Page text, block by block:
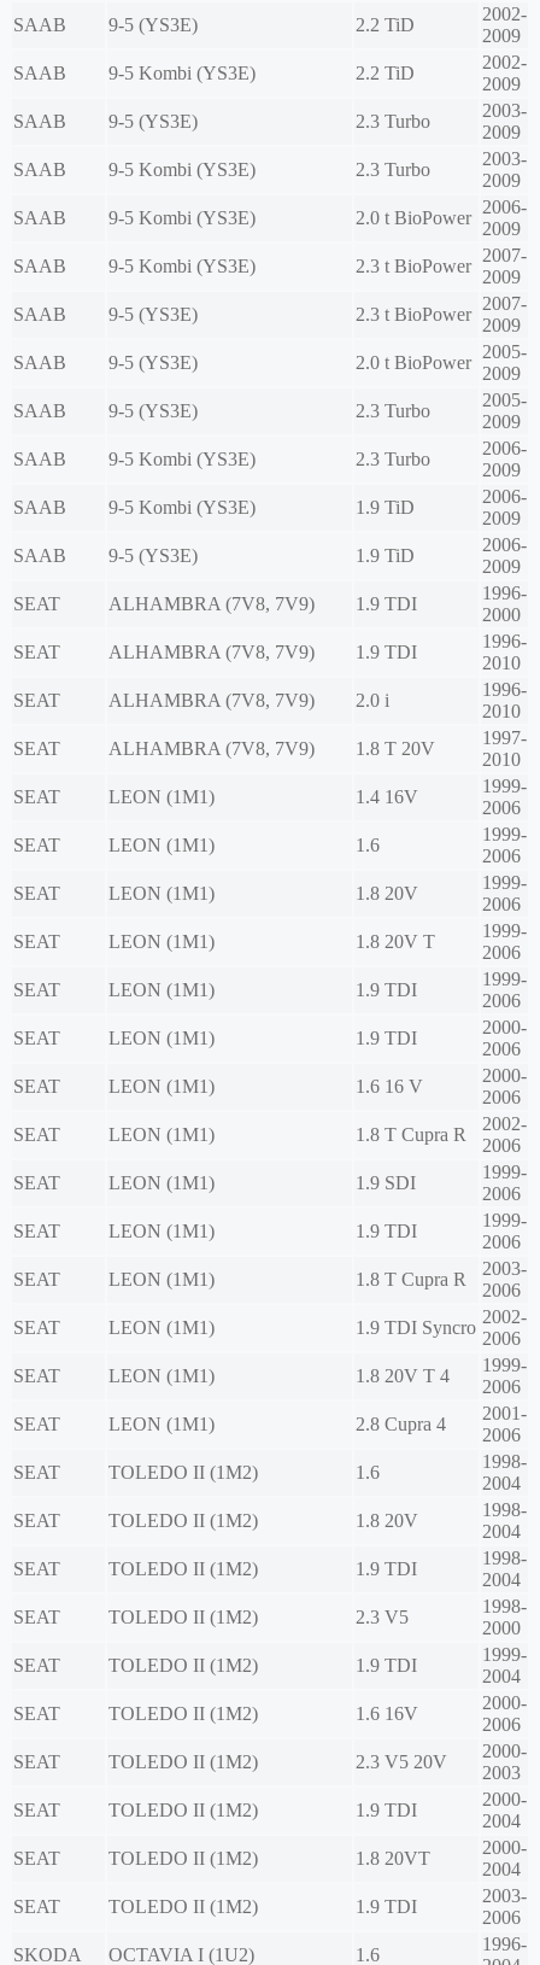
SAAB
9-5 (YS3E) 2.2 TiD
2002-
2009
SAAB
9-5 Kombi (YS3E) 2.2 TiD
2002-
2009
SAAB
9-5 (YS3E) 2.3 Turbo
2003-
2009
SAAB
9-5 Kombi (YS3E) 2.3 Turbo
2003-
2009
SAAB
9-5 Kombi (YS3E) 2.0 t BioPower
2006-
2009
SAAB
9-5 Kombi (YS3E) 2.3 t BioPower
2007-
2009
SAAB
9-5 (YS3E) 2.3 t BioPower
2007-
2009
SAAB
9-5 (YS3E) 2.0 t BioPower
2005-
2009
SAAB
9-5 (YS3E) 2.3 Turbo
2005-
2009
SAAB
9-5 Kombi (YS3E) 2.3 Turbo
2006-
2009
SAAB
9-5 Kombi (YS3E) 1.9 TiD
2006-
2009
SAAB
9-5 (YS3E) 1.9 TiD
2006-
2009
SEAT
ALHAMBRA (7V8, 7V9) 1.9 TDI
1996-
2000
SEAT
ALHAMBRA (7V8, 7V9) 1.9 TDI
1996-
2010
SEAT
ALHAMBRA (7V8, 7V9) 2.0 i
1996-
2010
SEAT
ALHAMBRA (7V8, 7V9) 1.8 T 20V
1997-
2010
SEAT
LEON (1M1) 1.4 16V
1999-
2006
SEAT
LEON (1M1) 1.6
1999-
2006
SEAT
LEON (1M1) 1.8 20V
1999-
2006
SEAT
LEON (1M1) 1.8 20V T
1999-
2006
SEAT
LEON (1M1) 1.9 TDI
1999-
2006
SEAT
LEON (1M1) 1.9 TDI
2000-
2006
SEAT
LEON (1M1) 1.6 16 V
2000-
2006
SEAT
LEON (1M1) 1.8 T Cupra R
2002-
2006
SEAT
LEON (1M1) 1.9 SDI
1999-
2006
SEAT
LEON (1M1) 1.9 TDI
1999-
2006
SEAT
LEON (1M1) 1.8 T Cupra R
2003-
2006
SEAT
LEON (1M1) 1.9 TDI Syncro
2002-
2006
SEAT
LEON (1M1) 1.8 20V T 4
1999-
2006
SEAT
LEON (1M1) 2.8 Cupra 4
2001-
2006
SEAT
TOLEDO II (1M2) 1.6
1998-
2004
SEAT
TOLEDO II (1M2) 1.8 20V
1998-
2004
SEAT
TOLEDO II (1M2) 1.9 TDI
1998-
2004
SEAT
TOLEDO II (1M2) 2.3 V5
1998-
2000
SEAT
TOLEDO II (1M2) 1.9 TDI
1999-
2004
SEAT
TOLEDO II (1M2) 1.6 16V
2000-
2006
SEAT
TOLEDO II (1M2) 2.3 V5 20V
2000-
2003
SEAT
TOLEDO II (1M2) 1.9 TDI
2000-
2004
SEAT
TOLEDO II (1M2) 1.8 20VT
2000-
2004
SEAT
TOLEDO II (1M2) 1.9 TDI
2003-
2006
SKODA
OCTAVIA I (1U2) 1.6
1996-